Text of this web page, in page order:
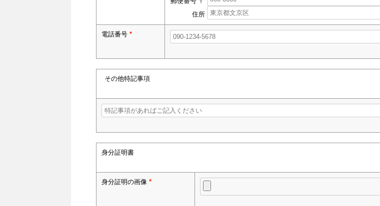
住所
電話番号 *
その他特記事項
身分証明書
身分証明の画像 *